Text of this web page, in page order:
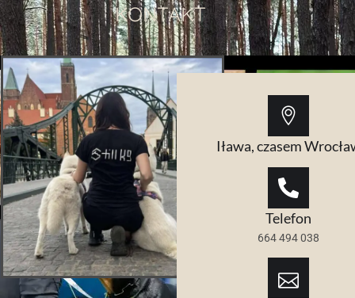
KONTAKT
Iława, czasem
Telefon
664 494 038